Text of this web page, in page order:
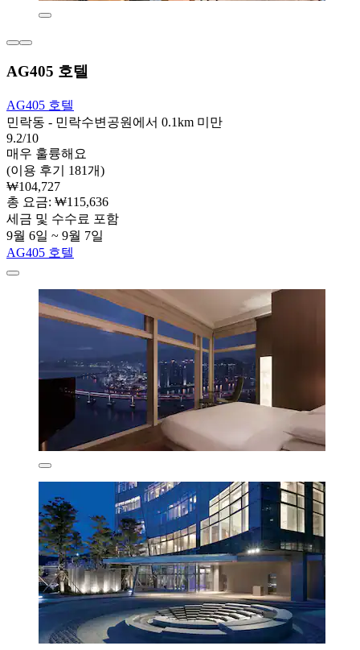
AG405 호텔
AG405 호텔
민락동 - 민락수변공원에서 0.1km 미만
9.2/10
매우 훌륭해요
(이용 후기 181개)
₩104,727
총 요금: ₩115,636
세금 및 수수료 포함
9월 6일 ~ 9월 7일
AG405 호텔